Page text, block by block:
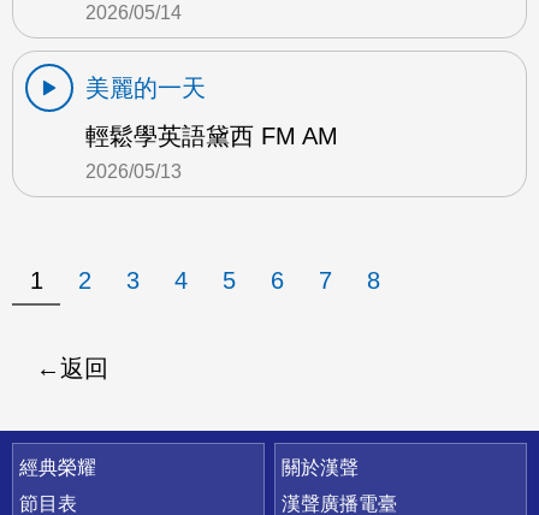
2026/05/14
美麗的一天
輕鬆學英語黛西 FM AM
2026/05/13
1 2 3 4 5 6 7 8
返回
快速連結
經典榮耀
節目表
關於漢聲
漢聲廣播電臺